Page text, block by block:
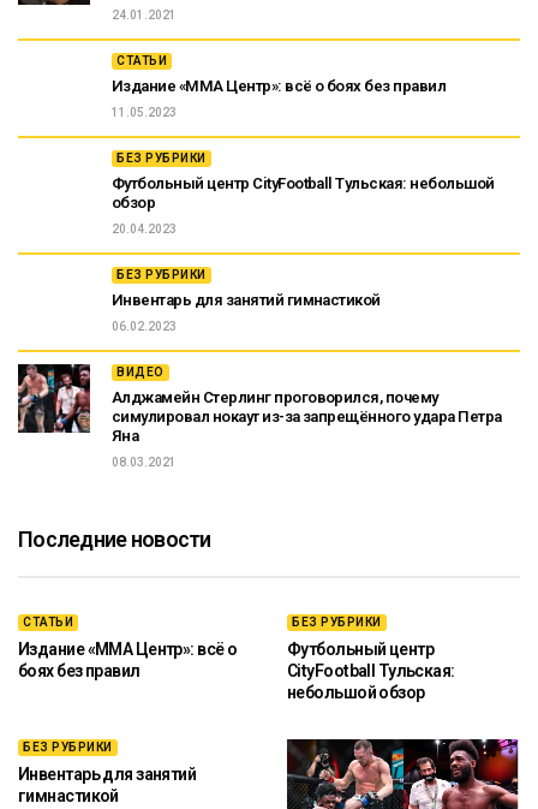
24.01.2021
СТАТЬИ
Издание «ММА Центр»: всё о боях без правил
11.05.2023
БЕЗ РУБРИКИ
Футбольный центр CityFootball Тульская: небольшой
обзор
20.04.2023
БЕЗ РУБРИКИ
Инвентарь для занятий гимнастикой
06.02.2023
ВИДЕО
Алджамейн Стерлинг проговорился, почему
симулировал нокаут из-за запрещённого удара Петра
Яна
08.03.2021
Последние новости
СТАТЬИ
Издание «ММА Центр»: всё о
боях без правил
БЕЗ РУБРИКИ
Футбольный центр
CityFootball Тульская:
небольшой обзор
БЕЗ РУБРИКИ
Инвентарь для занятий
гимнастикой